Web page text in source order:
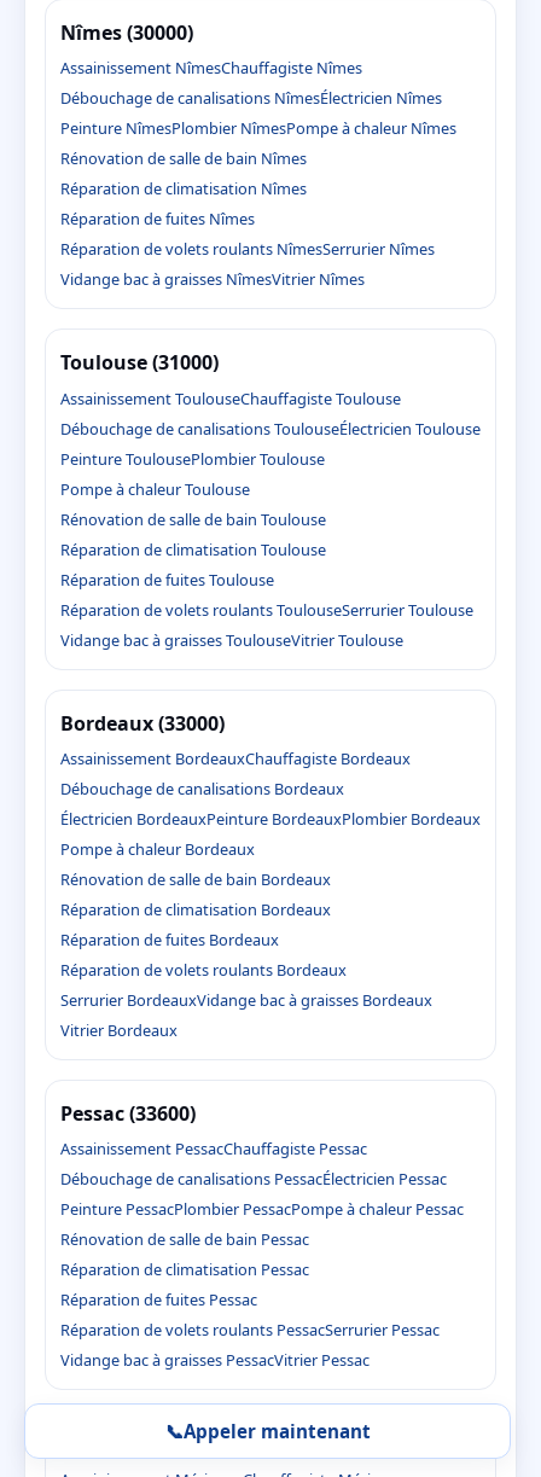
Nîmes (30000)
Assainissement NîmesChauffagiste Nîmes
Débouchage de canalisations NîmesÉlectricien Nîmes
Peinture NîmesPlombier NîmesPompe à chaleur Nîmes
Rénovation de salle de bain Nîmes
Réparation de climatisation Nîmes
Réparation de fuites Nîmes
Réparation de volets roulants NîmesSerrurier Nîmes
Vidange bac à graisses NîmesVitrier Nîmes
Toulouse (31000)
Assainissement ToulouseChauffagiste Toulouse
Débouchage de canalisations ToulouseÉlectricien Toulouse
Peinture ToulousePlombier Toulouse
Pompe à chaleur Toulouse
Rénovation de salle de bain Toulouse
Réparation de climatisation Toulouse
Réparation de fuites Toulouse
Réparation de volets roulants ToulouseSerrurier Toulouse
Vidange bac à graisses ToulouseVitrier Toulouse
Bordeaux (33000)
Assainissement BordeauxChauffagiste Bordeaux
Débouchage de canalisations Bordeaux
Électricien BordeauxPeinture BordeauxPlombier Bordeaux
Pompe à chaleur Bordeaux
Rénovation de salle de bain Bordeaux
Réparation de climatisation Bordeaux
Réparation de fuites Bordeaux
Réparation de volets roulants Bordeaux
Serrurier BordeauxVidange bac à graisses Bordeaux
Vitrier Bordeaux
Pessac (33600)
Assainissement PessacChauffagiste Pessac
Débouchage de canalisations PessacÉlectricien Pessac
Peinture PessacPlombier PessacPompe à chaleur Pessac
Rénovation de salle de bain Pessac
Réparation de climatisation Pessac
Réparation de fuites Pessac
Réparation de volets roulants PessacSerrurier Pessac
Vidange bac à graisses PessacVitrier Pessac
Mérignac (33700)
📞Appeler maintenant